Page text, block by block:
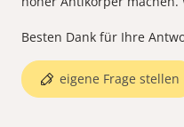
Besten Dank für Ihre
eigene Frage stellen